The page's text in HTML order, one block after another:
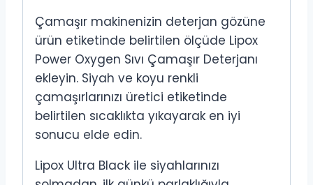
Çamaşır makinenizin deterjan gözüne
ürün etiketinde belirtilen ölçüde Lipox
Power Oxygen Sıvı Çamaşır Deterjanı
ekleyin. Siyah ve koyu renkli
çamaşırlarınızı üretici etiketinde
belirtilen sıcaklıkta yıkayarak en iyi
sonucu elde edin.
Lipox Ultra Black ile siyahlarınızı